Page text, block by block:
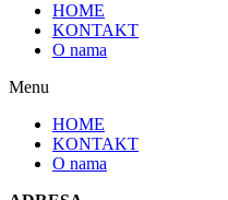
HOME
KONTAKT
O nama
Menu
HOME
KONTAKT
O nama